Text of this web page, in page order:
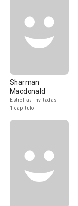
Sharman
Macdonald
Estrellas Invitadas
1 capítulo